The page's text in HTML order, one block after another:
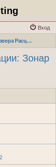
Вход
Кланы сервера Расцвет Цивилизации: Зонар
Зонар